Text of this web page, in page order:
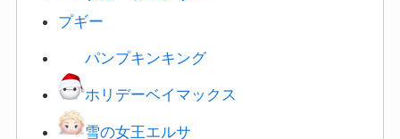
プギー